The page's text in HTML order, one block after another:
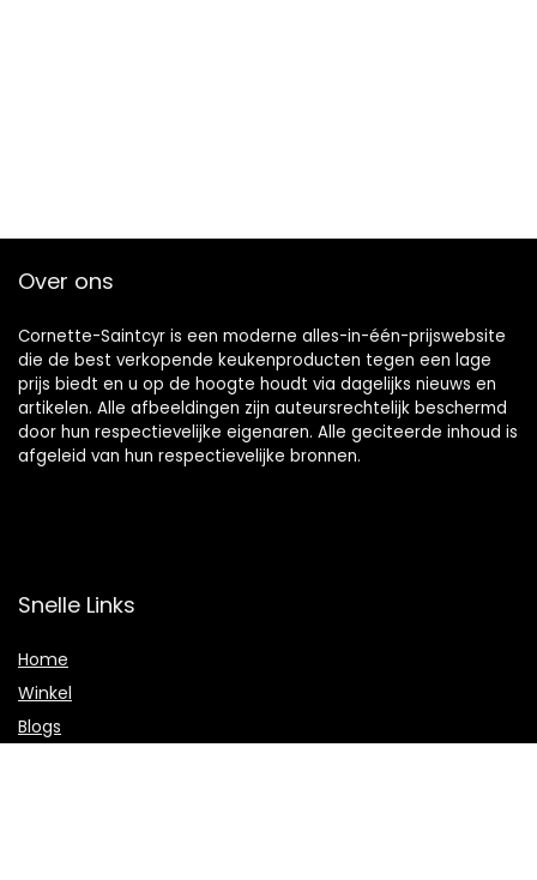
Over ons
Cornette-Saintcyr is een moderne alles-in-één-prijswebsite
die de best verkopende keukenproducten tegen een lage
prijs biedt en u op de hoogte houdt via dagelijks nieuws en
artikelen. Alle afbeeldingen zijn auteursrechtelijk beschermd
door hun respectievelijke eigenaren. Alle geciteerde inhoud is
afgeleid van hun respectievelijke bronnen.
Snelle Links
Home
Winkel
Blogs